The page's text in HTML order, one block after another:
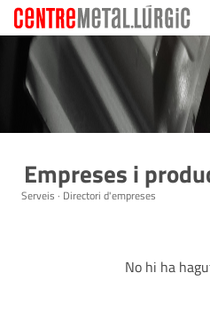
Empreses i
Serveis · Directori d'empreses
No hi ha